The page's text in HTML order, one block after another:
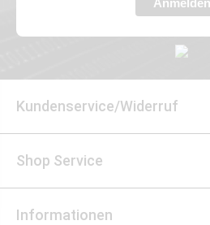
Anmelden
Kundenservice/Widerruf
Shop Service
Informationen